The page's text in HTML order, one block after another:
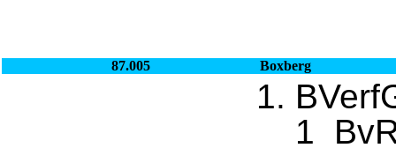
87.005 Boxberg